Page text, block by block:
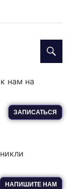
нам на
ЗАПИСАТЬСЯ
НАПИШИТЕ НАМ